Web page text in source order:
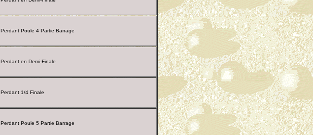
Perdant Poule 4 Partie Barrage
Perdant en Demi-Finale
Perdant 1/4 Finale
Perdant Poule 5 Partie Barrage